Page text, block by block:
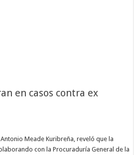
en casos contra ex
Meade Kuribreña, reveló que la
con la Procuraduría General de la